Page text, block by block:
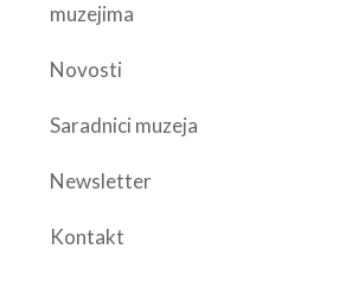
muzejima
Novosti
Saradnici muzeja
Newsletter
Kontakt